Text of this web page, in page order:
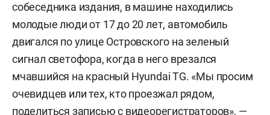
собеседника издания, в машине находились
молодые люди от 17 до 20 лет, автомобиль
двигался по улице Островского на зеленый
сигнал светофора, когда в него врезался
мчавшийся на красный Hyundai TG. «Мы просим
очевидцев или тех, кто проезжал рядом,
поделиться записью с видеорегистраторов», —